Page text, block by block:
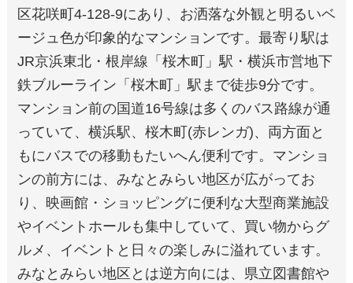
区花咲町4-128-9にあり、お洒落な外観と明るいベ
ージュ色が印象的なマンションです。最寄り駅は
JR京浜東北・根岸線「桜木町」駅・横浜市営地下
鉄ブルーライン「桜木町」駅まで徒歩9分です。
マンション前の国道16号線は多くのバス路線が通
っていて、横浜駅、桜木町(赤レンガ)、両方面と
もにバスでの移動もたいへん便利です。マンショ
ンの前方には、みなとみらい地区が広がってお
り、映画館・ショッピングに便利な大型商業施設
やイベントホールも集中していて、買い物からグ
ルメ、イベントと日々の楽しみに溢れています。
みなとみらい地区とは逆方向には、県立図書館や